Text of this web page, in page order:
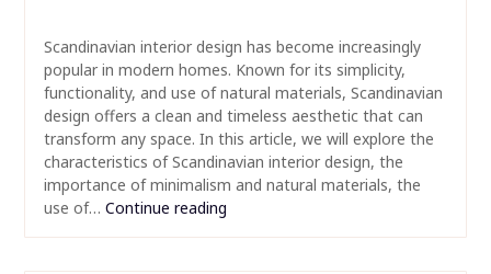
Scandinavian interior design has become increasingly
popular in modern homes. Known for its simplicity,
functionality, and use of natural materials, Scandinavian
design offers a clean and timeless aesthetic that can
transform any space. In this article, we will explore the
characteristics of Scandinavian interior design, the
importance of minimalism and natural materials, the
use of… Continue reading